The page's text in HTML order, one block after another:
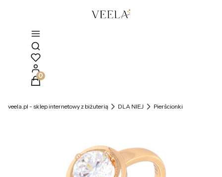
Otwórz wyszukiwarkę
Produkty w koszyku: 0. Zobacz szczegóły
veela.pl - sklep internetowy z biżuterią DLA NIEJ Pierścionki